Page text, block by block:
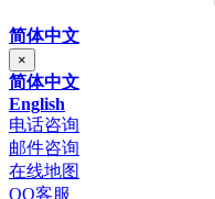
简体中文
×
简体中文
English
电话咨询
邮件咨询
在线地图
QQ客服